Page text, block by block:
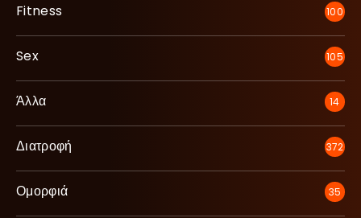
Fitness 100
Sex 105
Άλλα 14
Διατροφή 372
Ομορφιά 35